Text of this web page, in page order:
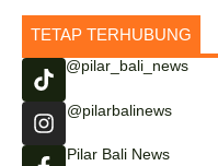
TETAP TERHUBUNG
@pilar_bali_news
@pilarbalinews
Pilar Bali News